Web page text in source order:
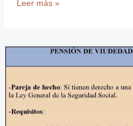
Leer más »
de
en
parejas